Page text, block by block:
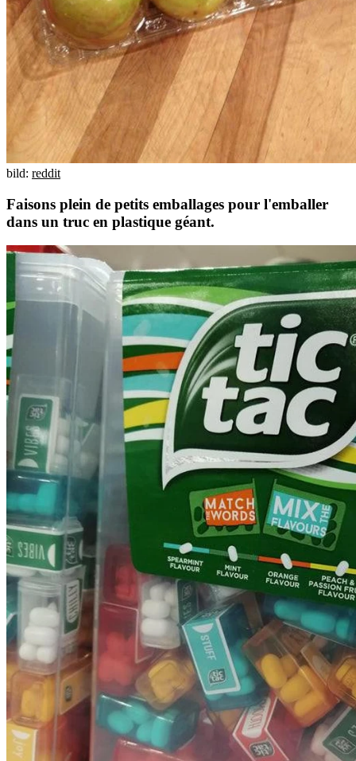
bild: reddit
Faisons plein de petits emballages pour l'emballer
dans un truc en plastique géant.